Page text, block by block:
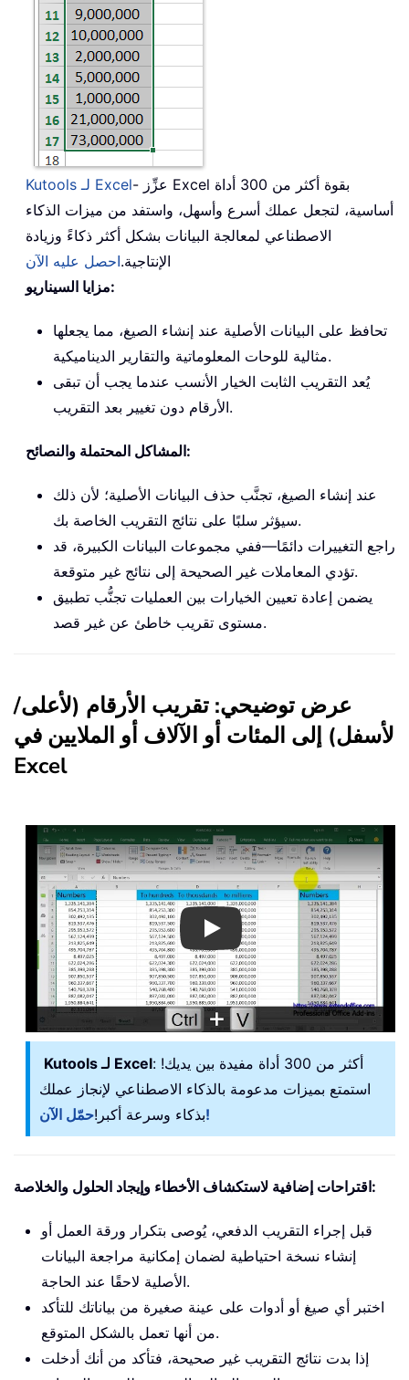
Kutools لـ Excel- عزِّز Excel بقوة أكثر من 300 أداة
أساسية، لتجعل عملك أسرع وأسهل، واستفد من ميزات الذكاء
الاصطناعي لمعالجة البيانات بشكل أكثر ذكاءً وزيادة
الإنتاجية.احصل عليه الآن
مزايا السيناريو:
تحافظ على البيانات الأصلية عند إنشاء الصيغ، مما يجعلها
مثالية للوحات المعلوماتية والتقارير الديناميكية.
يُعد التقريب الثابت الخيار الأنسب عندما يجب أن تبقى
الأرقام دون تغيير بعد التقريب.
المشاكل المحتملة والنصائح:
عند إنشاء الصيغ، تجنَّب حذف البيانات الأصلية؛ لأن ذلك
سيؤثر سلبًا على نتائج التقريب الخاصة بك.
راجع التغييرات دائمًا—ففي مجموعات البيانات الكبيرة، قد
تؤدي المعاملات غير الصحيحة إلى نتائج غير متوقعة.
يضمن إعادة تعيين الخيارات بين العمليات تجنُّب تطبيق
مستوى تقريب خاطئ عن غير قصد.
عرض توضيحي: تقريب الأرقام (لأعلى/
لأسفل) إلى المئات أو الآلاف أو الملايين في
Excel
Play
Kutools لـ Excel: أكثر من 300 أداة مفيدة بين يديك!
استمتع بميزات مدعومة بالذكاء الاصطناعي لإنجاز عملك
بذكاء وسرعة أكبر!حمّل الآن!
اقتراحات إضافية لاستكشاف الأخطاء وإيجاد الحلول والخلاصة:
قبل إجراء التقريب الدفعي، يُوصى بتكرار ورقة العمل أو
إنشاء نسخة احتياطية لضمان إمكانية مراجعة البيانات
الأصلية لاحقًا عند الحاجة.
اختبر أي صيغ أو أدوات على عينة صغيرة من بياناتك للتأكد
من أنها تعمل بالشكل المتوقع.
إذا بدت نتائج التقريب غير صحيحة، فتأكد من أنك أدخلت